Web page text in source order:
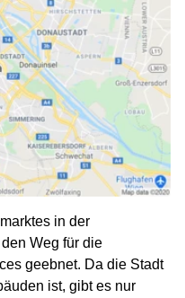
in der
Weg für die
geebnet. Da die Stadt
ist, gibt es nur